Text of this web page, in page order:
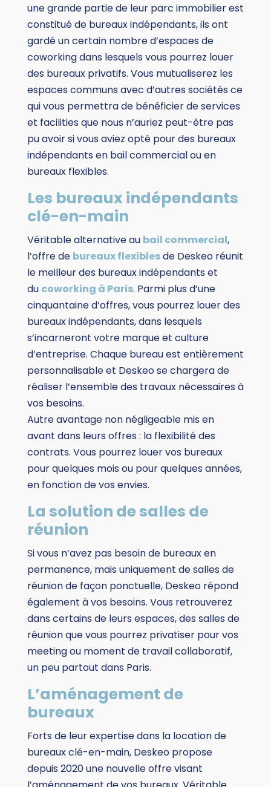
une grande partie de leur parc immobilier est
constitué de bureaux indépendants, ils ont
gardé un certain nombre d’espaces de
coworking dans lesquels vous pourrez louer
des bureaux privatifs. Vous mutualiserez les
espaces communs avec d’autres sociétés ce
qui vous permettra de bénéficier de services
et facilities que nous n’auriez peut-être pas
pu avoir si vous aviez opté pour des bureaux
indépendants en bail commercial ou en
bureaux flexibles.
Les bureaux indépendants
clé-en-main
Véritable alternative au bail commercial,
l’offre de bureaux flexiblesde Deskeo réunit
le meilleur des bureaux indépendants et
du coworking à Paris. Parmi plus d’une
cinquantaine d’offres, vous pourrez louer des
bureaux indépendants, dans lesquels
s’incarneront votre marque et culture
d’entreprise. Chaque bureau est entièrement
personnalisable et Deskeo se chargera de
réaliser l’ensemble des travaux nécessaires à
vos besoins.
Autre avantage non négligeable mis en
avant dans leurs offres : la flexibilité des
contrats. Vous pourrez louer vos bureaux
pour quelques mois ou pour quelques années,
en fonction de vos envies.
La solution de salles de
réunion
Si vous n’avez pas besoin de bureaux en
permanence, mais uniquement de salles de
réunion de façon ponctuelle, Deskeo répond
également à vos besoins. Vous retrouverez
dans certains de leurs espaces, des salles de
réunion que vous pourrez privatiser pour vos
meeting ou moment de travail collaboratif,
un peu partout dans Paris.
L’aménagement de
bureaux
Forts de leur expertise dans la location de
bureaux clé-en-main, Deskeo propose
depuis 2020 une nouvelle offre visant